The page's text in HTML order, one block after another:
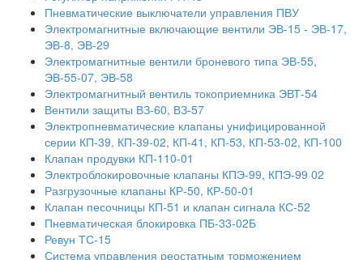
Пневматические выключатели управления ПВУ
Электромагнитные включающие вентили ЭВ-15 - ЭВ-17,
ЭВ-8, ЭВ-29
Электромагнитные вентили броневого типа ЭВ-55,
ЭВ-55-07, ЭВ-58
Электромагнитный вентиль токоприемника ЭВТ-54
Вентили защиты ВЗ-60, ВЗ-57
Электропневматические клапаны унифицированной
серии КП-39, КП-39-02, КП-41, КП-53, КП-53-02, КП-100
Клапан продувки КП-110-01
Электроблокировочные клапаны КПЭ-99, КПЭ-99 02
Разгрузочные клапаны КР-50, КР-50-01
Клапан песочницы КП-51 и клапан сигнала КС-52
Пневматическая блокировка ПБ-33-02Б
Ревун ТС-15
Система управления реостатным торможением